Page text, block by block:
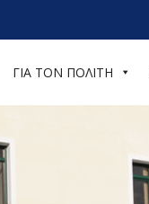
ΓΙΑ ΤΟΝ ΠΟΛΙΤΗ